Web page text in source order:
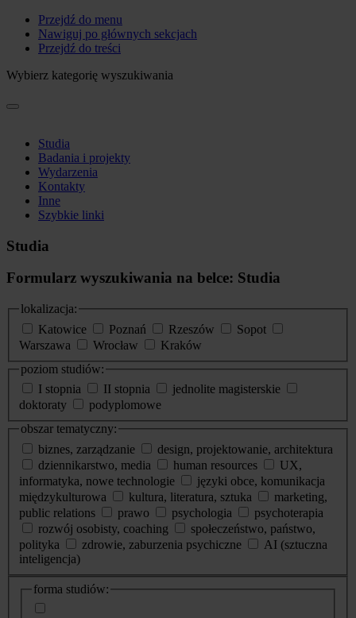
Przejdź do menu
Nawiguj po głównych sekcjach
Przejdź do treści
Wybierz kategorię wyszukiwania
Studia
Badania i projekty
Wydarzenia
Kontakty
Inne
Szybkie linki
Studia
Formularz wyszukiwania na belce: Studia
lokalizacja:
Katowice
Poznań Rzeszów
Sopot
Warszawa
Wrocław
Kraków
poziom studiów:
I stopnia
II stopnia
jednolite magisterskie
doktoraty
podyplomowe
obszar tematyczny:
biznes, zarządzanie
design, projektowanie, architektura
dziennikarstwo, media
human resources
UX,
informatyka, nowe technologie
języki obce, komunikacja
międzykulturowa
kultura, literatura, sztuka
marketing,
public relations
prawo psychologia
psychoterapia
rozwój osobisty, coaching
społeczeństwo, państwo,
polityka
zdrowie, zaburzenia psychiczne
AI (sztuczna
inteligencja)
dodatkowe
informacje
forma studiów: